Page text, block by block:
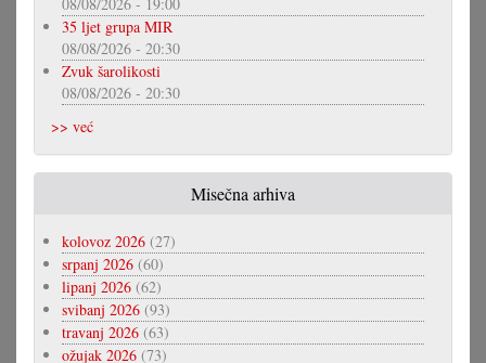
35 ljet grupa MIR
08/08/2026 - 20:30
Zvuk šarolikosti
08/08/2026 - 20:30
>> već
Misečna arhiva
kolovoz 2026 (27)
srpanj 2026 (60)
lipanj 2026 (62)
svibanj 2026 (93)
travanj 2026 (63)
ožujak 2026 (73)